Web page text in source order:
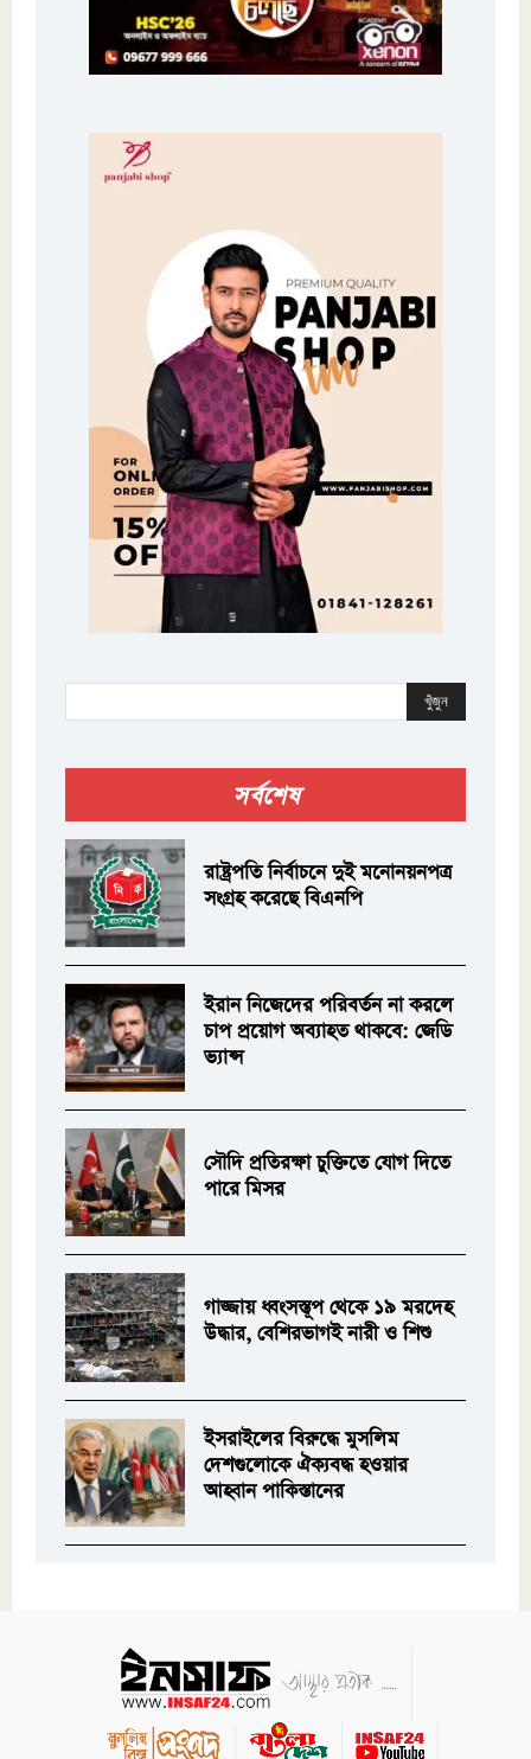
খুঁজুন
সর্বশেষ
রাষ্ট্রপতি নির্বাচনে দুই মনোনয়নপত্র
সংগ্রহ করেছে বিএনপি
ইরান নিজেদের পরিবর্তন না করলে
চাপ প্রয়োগ অব্যাহত থাকবে: জেডি
ভ্যান্স
সৌদি প্রতিরক্ষা চুক্তিতে যোগ দিতে
পারে মিসর
গাজ্জায় ধ্বংসস্তূপ থেকে ১৯ মরদেহ
উদ্ধার, বেশিরভাগই নারী ও শিশু
ইসরাইলের বিরুদ্ধে মুসলিম
দেশগুলোকে ঐক্যবদ্ধ হওয়ার
আহ্বান পাকিস্তানের